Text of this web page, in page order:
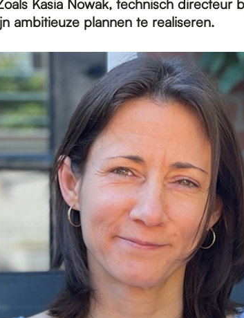
Kasia Nowak, technisch directeur
ambitieuze plannen te realiseren.